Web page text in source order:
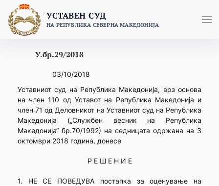
content
УСТАВЕН СУД
НА РЕПУБЛИКА СЕВЕРНА МАКЕДОНИЈА
У.бр.29/2018
03/10/2018
Уставниот суд на Република Македонија, врз основа
на член 110 од Уставот на Република Македонија и
член 71 од Деловникот на Уставниот суд на Република
Македонија („Службен весник на Република
Македонија“ бр.70/1992) на седницата одржана на 3
октомври 2018 година, донесе
Р Е Ш Е Н И Е
1. НЕ СЕ ПОВЕДУВА постапка за оценување на